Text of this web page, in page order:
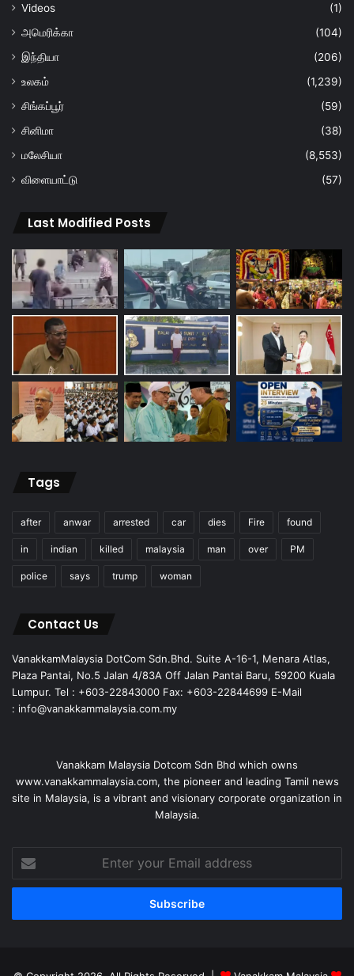
Videos
(1)
அமெரிக்கா
(104)
இந்தியா
(206)
உலகம்
(1,239)
சிங்கப்பூர்
(59)
சினிமா
(38)
மலேசியா
(8,553)
விளையாட்டு
(57)
Last Modified Posts
Tags
after anwar arrested car dies Fire found
in indian killed malaysia man over PM
police says trump woman
Contact Us
VanakkamMalaysia DotCom Sdn.Bhd. Suite A-16-1, Menara Atlas,
Plaza Pantai, No.5 Jalan 4/83A Off Jalan Pantai Baru, 59200 Kuala
Lumpur. Tel : +603-22843000 Fax: +603-22844699 E-Mail
: info@vanakkammalaysia.com.my
Vanakkam Malaysia Dotcom Sdn Bhd which owns
www.vanakkammalaysia.com, the pioneer and leading Tamil news
site in Malaysia, is a vibrant and visionary corporate organization in
Malaysia.
your
Email